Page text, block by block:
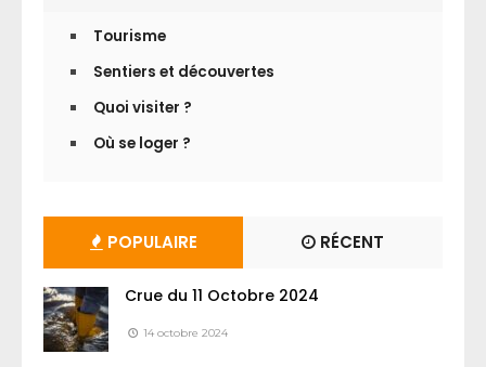
Tourisme
Sentiers et découvertes
Quoi visiter ?
Où se loger ?
POPULAIRE RÉCENT
Crue du 11 Octobre 2024
14 octobre 2024